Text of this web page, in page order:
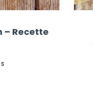
– Recette